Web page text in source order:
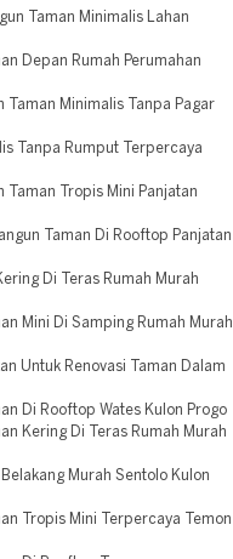
Taman Minimalis Lahan
Depan Rumah Perumahan
Taman Minimalis Tanpa Pagar
Tanpa Rumput Terpercaya
Taman Tropis Mini Panjatan
Taman Di Rooftop Panjatan
Di Teras Rumah Murah
Mini Di Samping Rumah Murah
Untuk Renovasi Taman Dalam
Di Rooftop Wates Kulon Progo
Kering Di Teras Rumah Murah
Murah Sentolo Kulon
Tropis Mini Terpercaya Temon